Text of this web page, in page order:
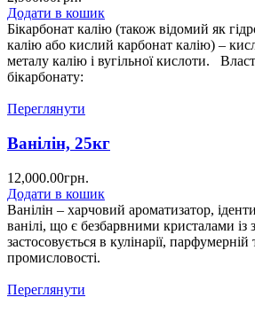
Додати в кошик
Бікарбонат калію (також відомий як
калію або кислий карбонат калію) –
металу калію і вугільної кислоти.
бікарбонату:
Переглянути
Ванілін, 25кг
12,000.00грн.
Додати в кошик
Ванілін – харчовий ароматизатор,
ванілі, що є безбарвними кристалами із
застосовується в кулінарії,
промисловості.
Переглянути